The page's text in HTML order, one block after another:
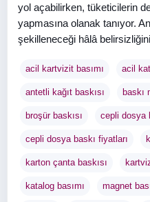
yol açabilirken, tüketicilerin
yapmasına olanak tanıyor.
şekilleneceği hâlâ
acil kartvizit basımı acil
antetli kağıt baskısı baskı
broşür baskısı cepli dosya
cepli dosya baskı fiyatları
karton çanta baskısı
katalog basımı magnet